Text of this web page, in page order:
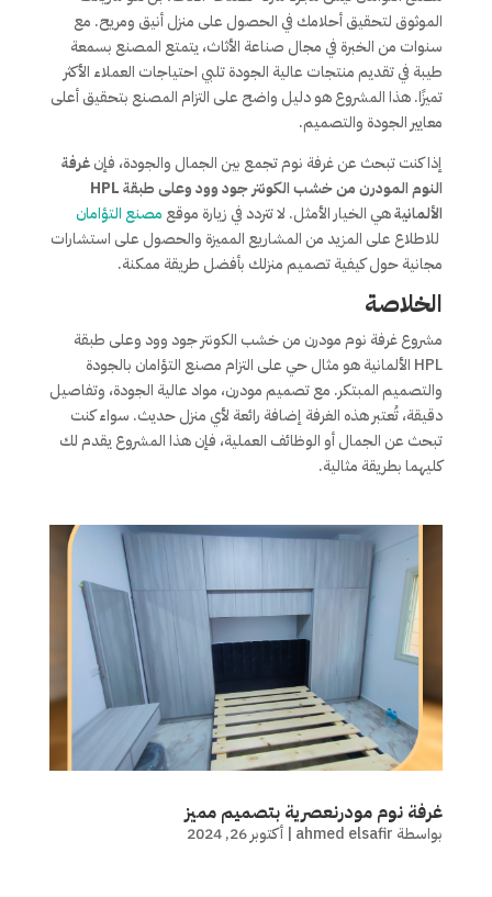
الموثوق لتحقيق أحلامك في الحصول على منزل أنيق ومريح. مع
سنوات من الخبرة في مجال صناعة الأثاث، يتمتع المصنع بسمعة
طيبة في تقديم منتجات عالية الجودة تلبي احتياجات العملاء الأكثر
تميزًا. هذا المشروع هو دليل واضح على التزام المصنع بتحقيق أعلى
معايير الجودة والتصميم.
إذا كنت تبحث عن غرفة نوم تجمع بين الجمال والجودة، فإنغرفة
النوم المودرن من خشب الكونتر جود وود وعلى طبقة HPL
الألمانيةهي الخيار الأمثل. لا تتردد في زيارة موقع مصنع التؤامان
للاطلاع على المزيد من المشاريع المميزة والحصول على استشارات
مجانية حول كيفية تصميم منزلك بأفضل طريقة ممكنة.
الخلاصة
مشروع غرفة نوم مودرن من خشب الكونتر جود وود وعلى طبقة
HPL الألمانية هو مثال حي على التزام مصنع التؤامان بالجودة
والتصميم المبتكر. مع تصميم مودرن، مواد عالية الجودة، وتفاصيل
دقيقة، تُعتبر هذه الغرفة إضافة رائعة لأي منزل حديث. سواء كنت
تبحث عن الجمال أو الوظائف العملية، فإن هذا المشروع يقدم لك
كليهما بطريقة مثالية.
غرفة نوم مودرنعصرية بتصميم مميز
بواسطة ahmed elsafir
| أكتوبر 26, 2024